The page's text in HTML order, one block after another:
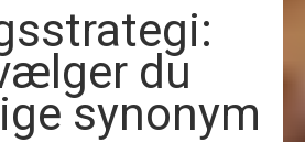
du
synonym